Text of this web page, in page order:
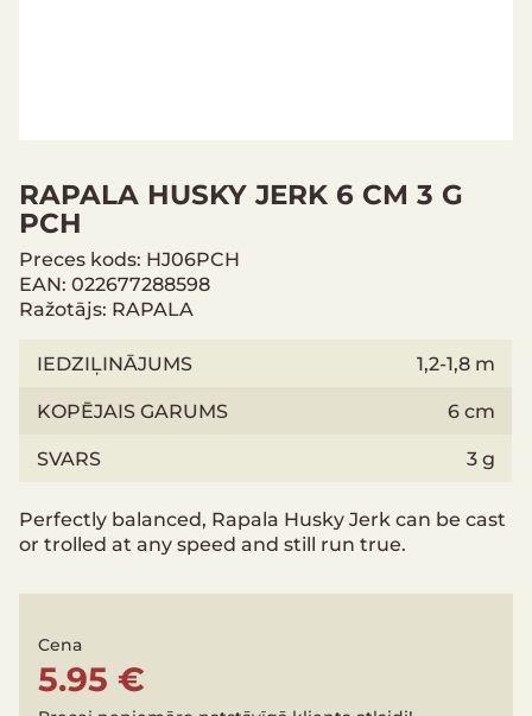
RAPALA HUSKY JERK 6 CM 3 G
PCH
Preces kods: HJ06PCH
EAN: 022677288598
Ražotājs: RAPALA
IEDZIĻINĀJUMS
1,2-1,8 m
KOPĒJAIS GARUMS
6 cm
SVARS
3 g
Perfectly balanced, Rapala Husky Jerk can be cast
or trolled at any speed and still run true.
Cena
5.95 €